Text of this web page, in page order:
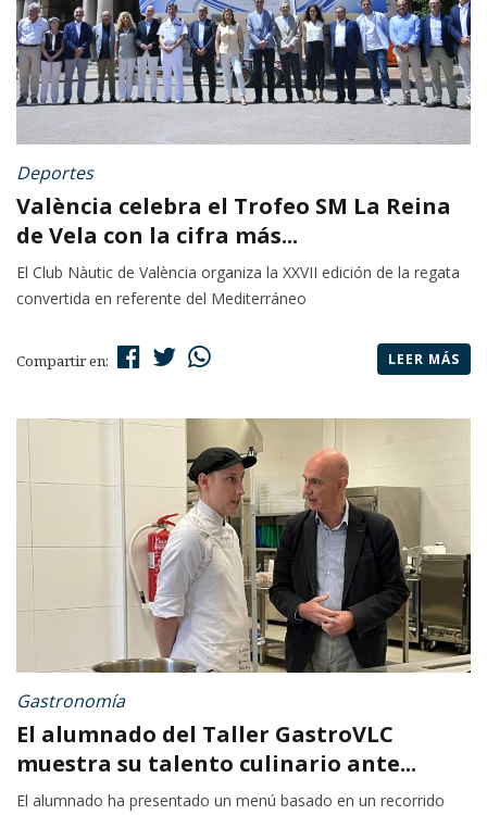
Deportes
València celebra el Trofeo SM La Reina
de Vela con la cifra más...
El Club Nàutic de València organiza la XXVII edición de la regata
convertida en referente del Mediterráneo
Compartir en: LEER MÁS
Gastronomía
El alumnado del Taller GastroVLC
muestra su talento culinario ante...
El alumnado ha presentado un menú basado en un recorrido